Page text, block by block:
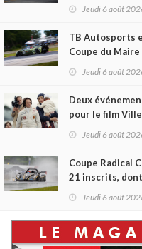
Rivières avec
Jeudi 6 août
TB Autosports
Coupe du
Trois-Rivières
Jeudi 6 août
Deux
pour le film
L'ascension
Jeudi 6 août
Coupe Radical
21 inscrits,
et un premier
Jeudi 6 août